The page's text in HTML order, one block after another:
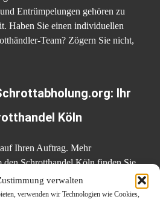
verwalten
verwenden wir Technologien wie Cookies,
Entrümpelungen gehören zu
Haben Sie einen individuellen
Team? Zögern Sie nicht,
Ihr
Köln
Ihren Auftrag. Mehr
den Schrotthandel Köln finden Sie
schrottabholung-koeln/
35 855 388 oder per Mail an